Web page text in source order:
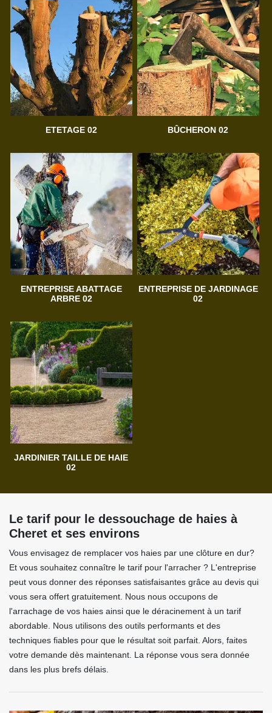
ETETAGE 02 BÛCHERON 02
ENTREPRISE ABATTAGE
ARBRE 02
ENTREPRISE DE JARDINAGE
02
JARDINIER TAILLE DE HAIE
02
Le tarif pour le dessouchage de haies à
Cheret et ses environs
Vous envisagez de remplacer vos haies par une clôture en dur?
Et vous souhaitez connaître le tarif pour l'arracher ? L'entreprise
peut vous donner des réponses satisfaisantes grâce au devis qui
vous sera offert gratuitement. Nous nous occupons de
l'arrachage de vos haies ainsi que le déracinement à un tarif
abordable. Nous utilisons des outils performants et des
techniques fiables pour que le résultat soit parfait. Alors, faites
votre demande dès maintenant. La réponse vous sera donnée
dans les plus brefs délais.